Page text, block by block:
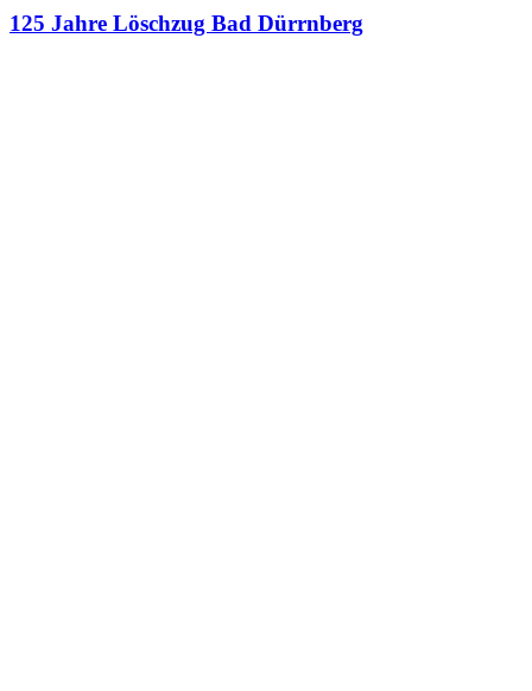
125 Jahre Löschzug Bad Dürrnberg